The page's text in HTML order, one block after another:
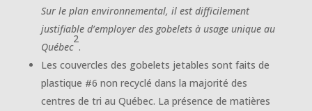
Sur le plan environnemental, il est difficilement
justifiable d’employer des gobelets à usage unique au
Québec
2
.
Les couvercles des gobelets jetables sont faits de
plastique #6 non recyclé dans la majorité des
centres de tri au Québec. La présence de matières